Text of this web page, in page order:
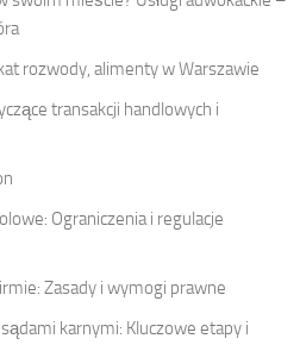
rozwody, alimenty w Warszawie
transakcji handlowych i
Ograniczenia i regulacje
Zasady i wymogi prawne
karnymi: Kluczowe etapy i